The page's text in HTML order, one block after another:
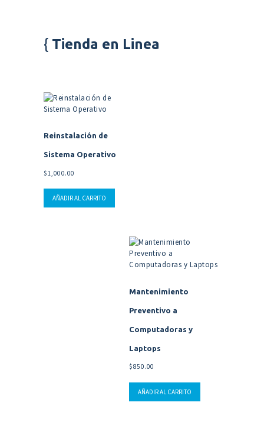
Tienda en Linea
Reinstalación de
Sistema Operativo
$1,000.00
AÑADIR AL CARRITO
Mantenimiento
Preventivo a
Computadoras y
Laptops
$850.00
AÑADIR AL CARRITO